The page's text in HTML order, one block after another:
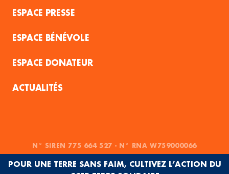
ESPACE PRESSE
ESPACE BÉNÉVOLE
ESPACE DONATEUR
ACTUALITÉS
N° SIREN 775 664 527 - N° RNA W759000066
POUR UNE TERRE SANS FAIM, CULTIVEZ L’ACTION DU